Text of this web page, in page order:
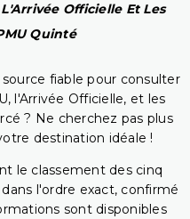
Officielle Et Les
Quinté
fiable pour consulter
l'Arrivée Officielle, et les
? Ne cherchez pas plus
destination idéale !
le classement des cinq
l'ordre exact, confirmé
sont disponibles